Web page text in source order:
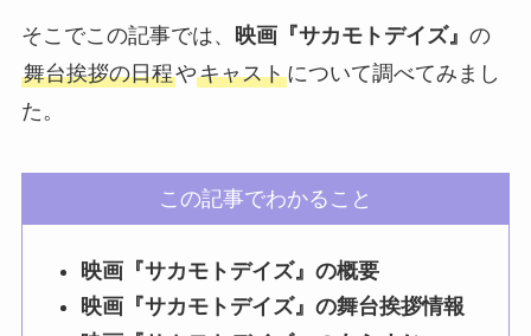
そこでこの記事では、 映画『サカモトデイズ』 の
舞台挨拶の日程やキャストについて調べてみまし
た。
この記事でわかること
映画『サカモトデイズ』の概要
映画『サカモトデイズ』の舞台挨拶情報